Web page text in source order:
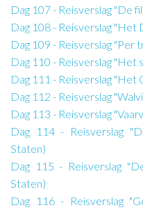
Dag 107 - Reisverslag "De
Dag 108 - Reisverslag "Het
Dag 109 - Reisverslag "Per
Dag 110 - Reisverslag "Het
Dag 111 - Reisverslag "Het
Dag 112 - Reisverslag
Dag 113 - Reisverslag
Dag 114 - Reisverslag
Staten)
Dag 115 - Reisverslag
Staten)
Dag 116 - Reisverslag